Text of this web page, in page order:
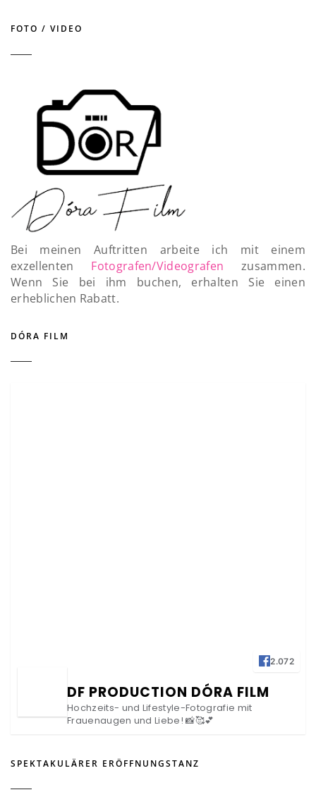
FOTO / VIDEO
Bei meinen Auftritten arbeite ich mit einem
exzellenten Fotografen/Videografen zusammen.
Wenn Sie bei ihm buchen, erhalten Sie einen
erheblichen Rabatt.
DÓRA FILM
2.072
DF PRODUCTION DÓRA FILM
Hochzeits- und Lifestyle-Fotografie mit
Frauenaugen und Liebe! 📸🥰💕
SPEKTAKULÄRER ERÖFFNUNGSTANZ